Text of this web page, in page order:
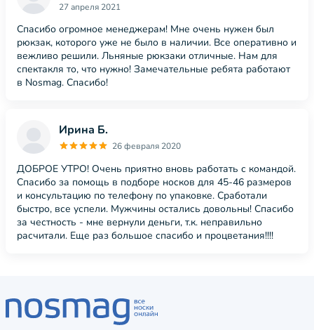
27 апреля 2021
Спасибо огромное менеджерам! Мне очень нужен был
рюкзак, которого уже не было в наличии. Все оперативно и
вежливо решили. Льняные рюкзаки отличные. Нам для
спектакля то, что нужно! Замечательные ребята работают
в Nosmag. Спасибо!
Ирина Б.
26 февраля 2020
ДОБРОЕ УТРО! Очень приятно вновь работать с командой.
Спасибо за помощь в подборе носков для 45-46 размеров
и консультацию по телефону по упаковке. Сработали
быстро, все успели. Мужчины остались довольны! Спасибо
за честность - мне вернули деньги, т.к. неправильно
расчитали. Еще раз большое спасибо и процветания!!!!